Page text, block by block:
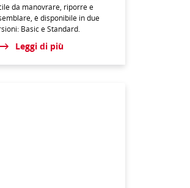
da manovrare, riporre e
è disponibile in due
Basic e Standard.
Leggi di più